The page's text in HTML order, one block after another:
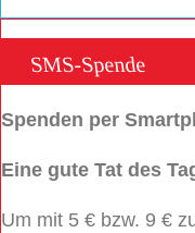
SMS-Spende
Spenden per
Eine gute Tat des
Um mit 5 € bzw. 9 €